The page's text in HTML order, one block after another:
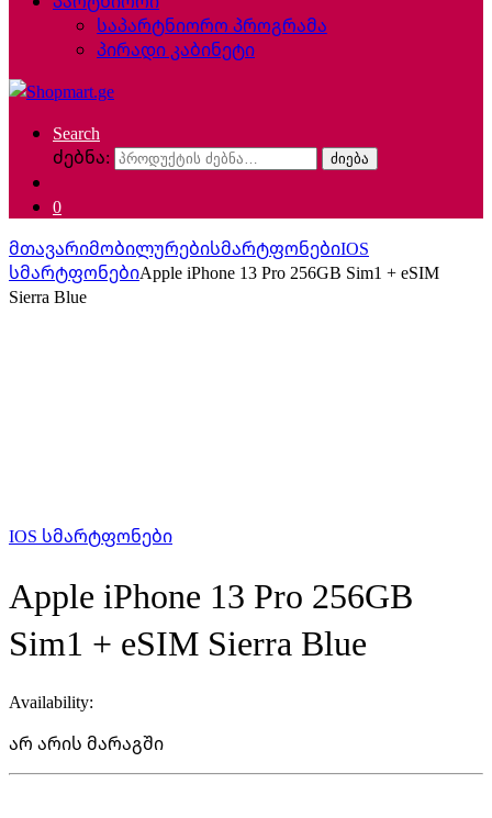
საპარტნიორო პროგრამა
პირადი კაბინეტი
Search
ძებნა:
ძიება
0
მთავარიმობილურებისმარტფონებიIOS
სმარტფონებიApple iPhone 13 Pro 256GB Sim1 + eSIM
Sierra Blue
IOS სმარტფონები
Apple iPhone 13 Pro 256GB
Sim1 + eSIM Sierra Blue
Availability:
არ არის მარაგში